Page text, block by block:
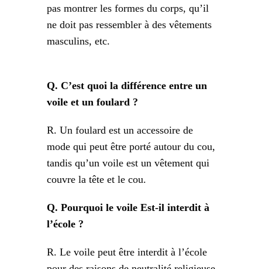
pas montrer les formes du corps, qu’il
ne doit pas ressembler à des vêtements
masculins, etc.
Q. C’est quoi la différence entre un
voile et un foulard ?
R. Un foulard est un accessoire de
mode qui peut être porté autour du cou,
tandis qu’un voile est un vêtement qui
couvre la tête et le cou.
Q. Pourquoi le voile Est-il interdit à
l’école ?
R. Le voile peut être interdit à l’école